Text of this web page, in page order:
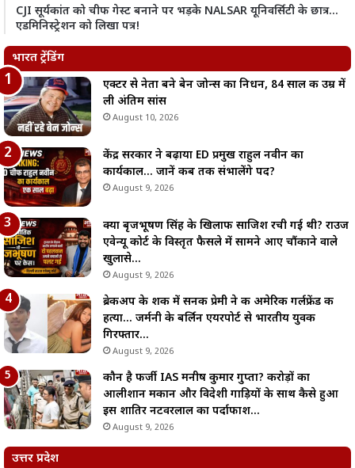
CJI सूर्यकांत को चीफ गेस्ट बनाने पर भड़के NALSAR यूनिवर्सिटी के छात्र…
एडमिनिस्ट्रेशन को लिखा पत्र!
भारत ट्रेंडिंग
एक्टर से नेता बने बेन जोन्स का निधन, 84 साल की उम्र में
ली अंतिम सांस
August 10, 2026
केंद्र सरकार ने बढ़ाया ED प्रमुख राहुल नवीन का
कार्यकाल… जानें कब तक संभालेंगे पद?
August 9, 2026
क्या बृजभूषण सिंह के खिलाफ साजिश रची गई थी? राउज
एवेन्यू कोर्ट के विस्तृत फैसले में सामने आए चौंकाने वाले
खुलासे…
August 9, 2026
ब्रेकअप के शक में सनकी प्रेमी ने की अमेरिकी गर्लफ्रेंड की
हत्या… जर्मनी के बर्लिन एयरपोर्ट से भारतीय युवक
गिरफ्तार…
August 9, 2026
कौन है फर्जी IAS मनीष कुमार गुप्ता? करोड़ों का
आलीशान मकान और विदेशी गाड़ियों के साथ कैसे हुआ
इस शातिर नटवरलाल का पर्दाफाश…
August 9, 2026
उत्तर प्रदेश